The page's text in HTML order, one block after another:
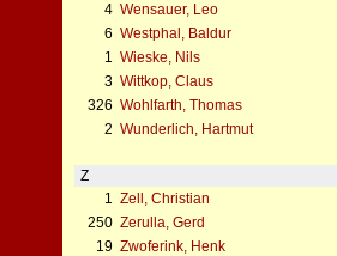
4 Wensauer, Leo
6 Westphal, Baldur
1 Wieske, Nils
3 Wittkop, Claus
326 Wohlfarth, Thomas
2 Wunderlich, Hartmut
Z
1 Zell, Christian
250 Zerulla, Gerd
19 Zwoferink, Henk